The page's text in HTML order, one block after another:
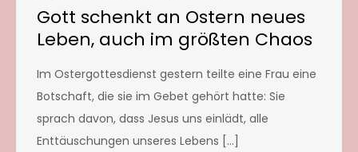
Gott schenkt an Ostern neues
Leben, auch im größten Chaos
Im Ostergottesdienst gestern teilte eine Frau eine
Botschaft, die sie im Gebet gehört hatte: Sie
sprach davon, dass Jesus uns einlädt, alle
Enttäuschungen unseres Lebens […]